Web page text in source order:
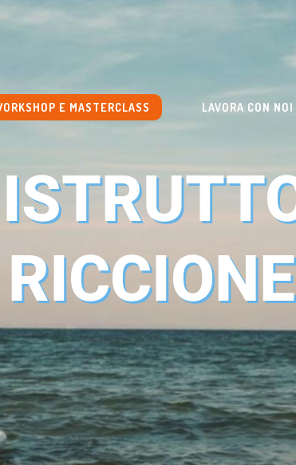
E MASTERCLASS LAVORA CON NOI